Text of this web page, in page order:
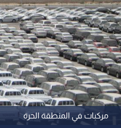
مركبات في المنطقة الحرة